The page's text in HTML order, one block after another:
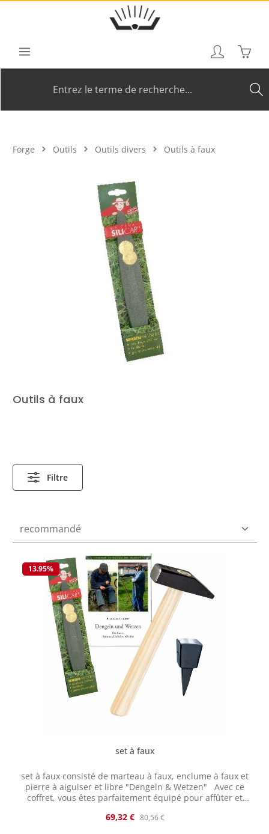
Passer au contenu principal
Le
Forge Outils Outils divers Outils à faux
Outils à faux
Filtre
13.95%
set à faux
set à faux consisté de marteau à faux, enclume à faux et
pierre à aiguiser et libre "Dengeln & Wetzen" Avec ce
coffret, vous êtes parfaitement équipé pour affûter et
de 76,90 €, le coffret ne coûte que 60,65 € (TVA
Prix de vente :
69,32 € Prix régulier :
80,56 €